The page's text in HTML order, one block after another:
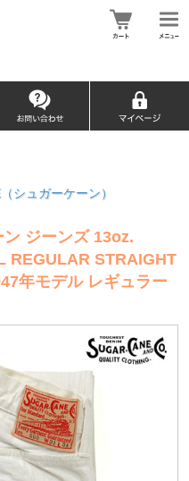
シュガーケーン）
ジーンズ 13oz.
REGULAR STRAIGHT
年モデル レギュラー